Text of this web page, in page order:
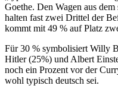
Goethe. Den Wagen aus
halten fast zwei Drittel der
kommt mit 49 % auf Platz
Für 30 % symbolisiert Willy
Hitler (25%) und Albert
noch ein Prozent vor der
wohl typisch deutsch sei.